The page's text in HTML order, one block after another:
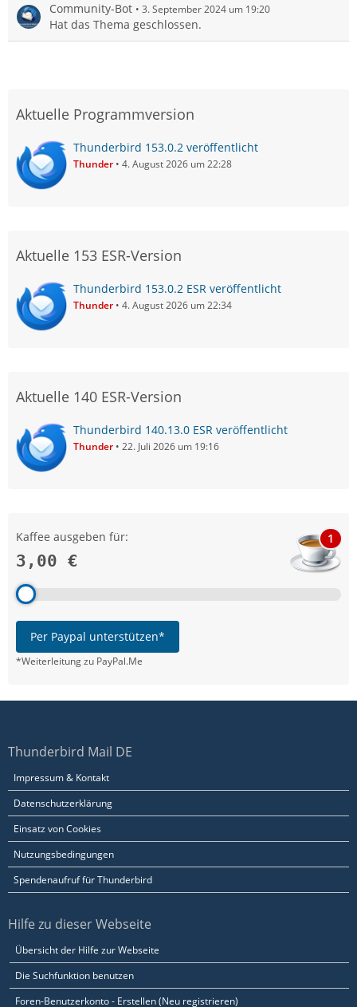
Community-Bot 3. September 2024 um 19:20
Hat das Thema geschlossen.
Aktuelle Programmversion
Thunderbird 153.0.2 veröffentlicht
Thunder 4. August 2026 um 22:28
Aktuelle 153 ESR-Version
Thunderbird 153.0.2 ESR veröffentlicht
Thunder 4. August 2026 um 22:34
Aktuelle 140 ESR-Version
Thunderbird 140.13.0 ESR veröffentlicht
Thunder 22. Juli 2026 um 19:16
Kaffee ausgeben für:
3,00 €
1
Per Paypal unterstützen*
*Weiterleitung zu PayPal.Me
Thunderbird Mail DE
Impressum & Kontakt
Datenschutzerklärung
Einsatz von Cookies
Nutzungsbedingungen
Spendenaufruf für Thunderbird
Hilfe zu dieser Webseite
Übersicht der Hilfe zur Webseite
Die Suchfunktion benutzen
Foren-Benutzerkonto - Erstellen (Neu registrieren)